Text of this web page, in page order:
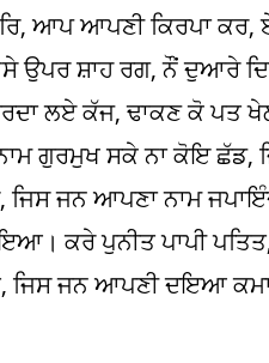
ਆਪ ਆਪਣੀ ਕਿਰਪਾ ਕਰ,
ਉਪਰ ਸ਼ਾਹ ਰਗ, ਨੌਂ ਦੁਆਰੇ
ਲਏ ਕੱਜ, ਢਾਕਣ ਕੋ ਪਤ
ਨਾਮ ਗੁਰਮੁਖ ਸਕੇ ਨਾ ਕੋਇ ਛੱਡ,
ਜਨ ਆਪਣਾ ਨਾਮ
ਕਰੇ ਪੁਨੀਤ ਪਾਪੀ
ਜਿਸ ਜਨ ਆਪਣੀ ਦਇਆ